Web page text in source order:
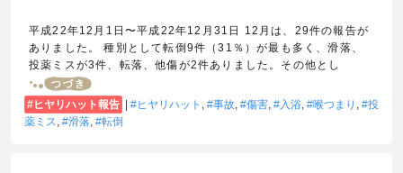
平成22年12月1日〜平成22年12月31日 12月は、29件の報告が
ありました。 種別として転倒9件（31％）が最も多く、滑落、
投薬ミスが3件、転落、他傷が2件ありました。その他とし
ヒヤリハット報告 | ヒヤリハット 事故 傷害 入浴 喉つまり
投
薬ミス
滑落 転倒